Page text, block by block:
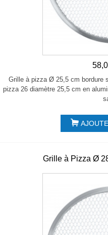
Grille à pizza Ø 25,5 cm bordure
pizza 26 diamètre 25,5 cm en
Grille à Pizza Ø